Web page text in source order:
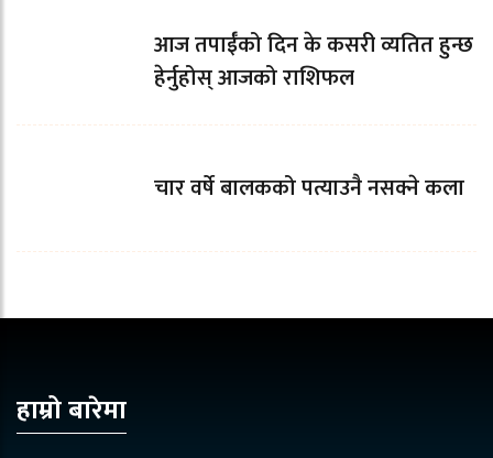
आज तपाईँको दिन के कसरी व्यतित हुन्छ
हेर्नुहोस् आजको राशिफल
चार वर्षे बालकको पत्याउनै नसक्ने कला
हाम्रो बारेमा